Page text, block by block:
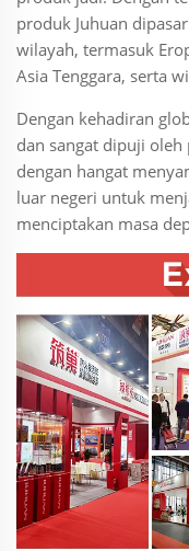
produk Juhuan
wilayah, termasuk
Asia Tenggara, serta
Dengan kehadiran
dan sangat dipuji
dengan hangat
luar negeri untuk
menciptakan masa